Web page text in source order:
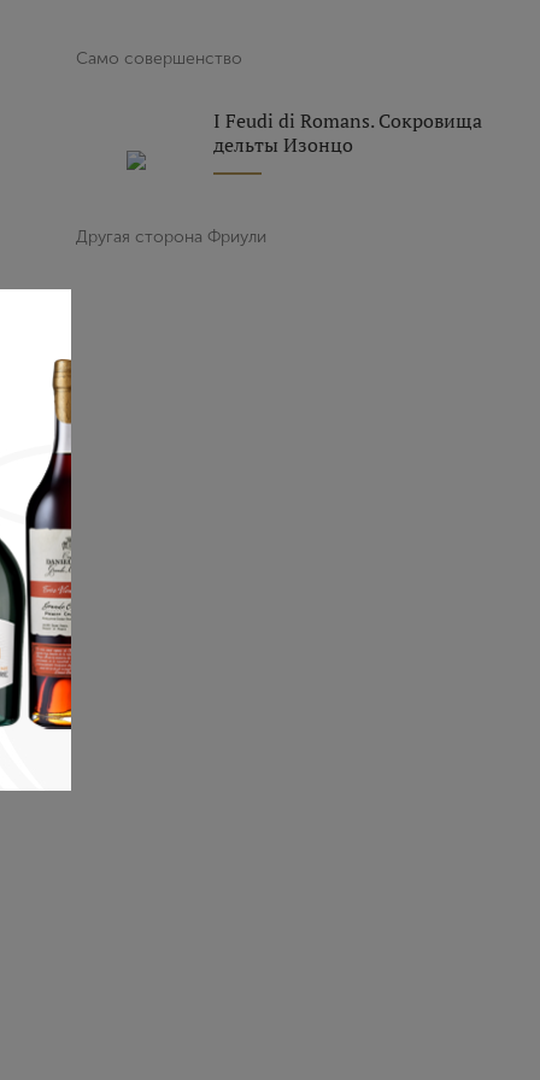
Само совершенство
I Feudi di Romans. Сокровища
дельты Изонцо
Другая сторона Фриули